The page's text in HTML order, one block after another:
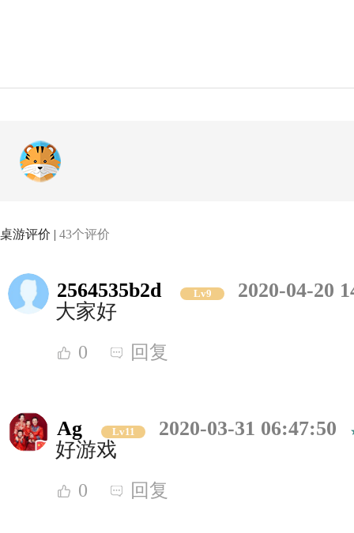
桌游评价 | 43个评价
2564535b2d Lv9
2020-04-20
大家好
0 回复
Ag Lv11
2020-03-31 06:47:50
好游戏
0 回复